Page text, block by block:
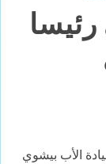
الأب بيشوي